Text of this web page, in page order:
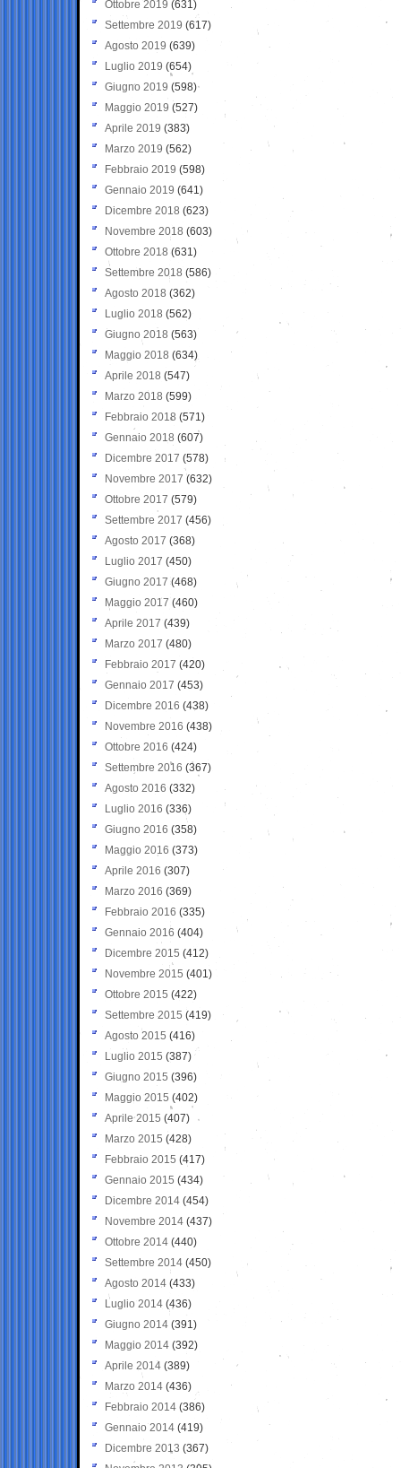
Ottobre 2019 (631)
Settembre 2019 (617)
Agosto 2019 (639)
Luglio 2019 (654)
Giugno 2019 (598)
Maggio 2019 (527)
Aprile 2019 (383)
Marzo 2019 (562)
Febbraio 2019 (598)
Gennaio 2019 (641)
Dicembre 2018 (623)
Novembre 2018 (603)
Ottobre 2018 (631)
Settembre 2018 (586)
Agosto 2018 (362)
Luglio 2018 (562)
Giugno 2018 (563)
Maggio 2018 (634)
Aprile 2018 (547)
Marzo 2018 (599)
Febbraio 2018 (571)
Gennaio 2018 (607)
Dicembre 2017 (578)
Novembre 2017 (632)
Ottobre 2017 (579)
Settembre 2017 (456)
Agosto 2017 (368)
Luglio 2017 (450)
Giugno 2017 (468)
Maggio 2017 (460)
Aprile 2017 (439)
Marzo 2017 (480)
Febbraio 2017 (420)
Gennaio 2017 (453)
Dicembre 2016 (438)
Novembre 2016 (438)
Ottobre 2016 (424)
Settembre 2016 (367)
Agosto 2016 (332)
Luglio 2016 (336)
Giugno 2016 (358)
Maggio 2016 (373)
Aprile 2016 (307)
Marzo 2016 (369)
Febbraio 2016 (335)
Gennaio 2016 (404)
Dicembre 2015 (412)
Novembre 2015 (401)
Ottobre 2015 (422)
Settembre 2015 (419)
Agosto 2015 (416)
Luglio 2015 (387)
Giugno 2015 (396)
Maggio 2015 (402)
Aprile 2015 (407)
Marzo 2015 (428)
Febbraio 2015 (417)
Gennaio 2015 (434)
Dicembre 2014 (454)
Novembre 2014 (437)
Ottobre 2014 (440)
Settembre 2014 (450)
Agosto 2014 (433)
Luglio 2014 (436)
Giugno 2014 (391)
Maggio 2014 (392)
Aprile 2014 (389)
Marzo 2014 (436)
Febbraio 2014 (386)
Gennaio 2014 (419)
Dicembre 2013 (367)